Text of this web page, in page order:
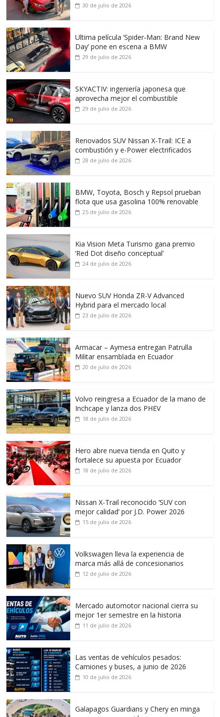
30 de julio de 2026
Ultima película ‘Spider‑Man: Brand New
Day’ pone en escena a BMW
29 de julio de 2026
SKYACTIV: ingeniería japonesa que
aprovecha mejor el combustible
29 de julio de 2026
Renovados SUV Nissan X-Trail: ICE a
combustión y e-Power electrificados
28 de julio de 2026
BMW, Toyota, Bosch y Repsol prueban
flota que usa gasolina 100% renovable
25 de julio de 2026
Kia Vision Meta Turismo gana premio
‘Red Dot diseño conceptual’
24 de julio de 2026
Nuevo SUV Honda ZR-V Advanced
Hybrid para el mercado local
23 de julio de 2026
Armacar – Aymesa entregan Patrulla
Militar ensamblada en Ecuador
20 de julio de 2026
Volvo reingresa a Ecuador de la mano de
Inchcape y lanza dos PHEV
18 de julio de 2026
Hero abre nueva tienda en Quito y
fortalece su apuesta por Ecuador
18 de julio de 2026
Nissan X-Trail reconocido ‘SUV con
mejor calidad’ por J.D. Power 2026
15 de julio de 2026
Volkswagen lleva la experiencia de
marca más allá de concesionarios
12 de julio de 2026
Mercado automotor nacional cierra su
mejor 1er semestre en la historia
11 de julio de 2026
Las ventas de vehículos pesados:
Camiones y buses, a junio de 2026
10 de julio de 2026
Galapagos Guardians y Chery en minga